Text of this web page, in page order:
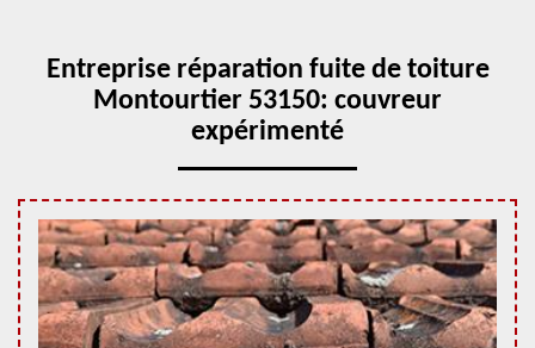
Entreprise réparation fuite de toiture
Montourtier 53150: couvreur
expérimenté